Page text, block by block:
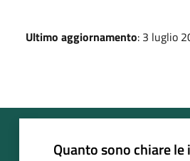
Ultimo aggiornamento: 3 luglio
Quanto sono chiare